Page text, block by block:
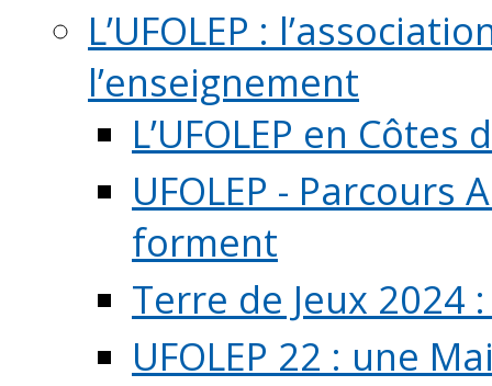
L’UFOLEP :
l’enseignement
L’UFOLEP en Côtes
UFOLEP -
forment
Terre de Jeux 2024
UFOLEP 22 : une